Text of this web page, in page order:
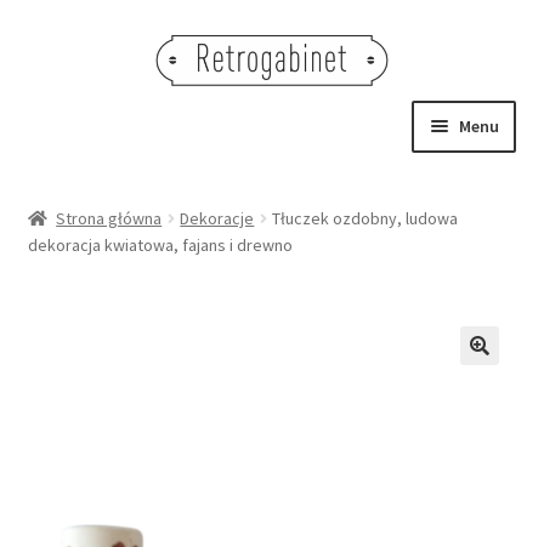
Menu
OBRAZY
Strona główna Dekoracje
Tłuczek ozdobny, ludowa
dekoracja kwiatowa, fajans i drewno